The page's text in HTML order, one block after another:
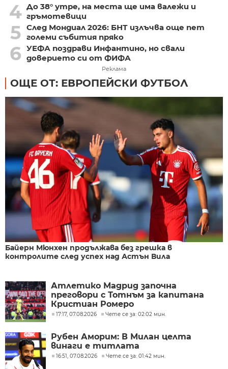
4 До 38° утре, на места ще има валежи и
гръмотевици
5 След Мондиал 2026: БНТ излъчва още пет
големи събития пряко
6 УЕФА поздрави Инфантино, но свали
доверието си от ФИФА
Реклама
ОЩЕ ОТ: ЕВРОПЕЙСКИ ФУТБОЛ
Байерн Мюнхен продължава без грешка в
контролите след успех над Астън Вила
Атлетико Мадрид започна
преговори с Тотнъм за капитана
Кристиан Ромеро
17:17, 07.08.2026 Чете се за: 02:02 мин.
Рубен Аморим: В Милан целта
винаги е титлата
16:51, 07.08.2026 Чете се за: 01:42 мин.